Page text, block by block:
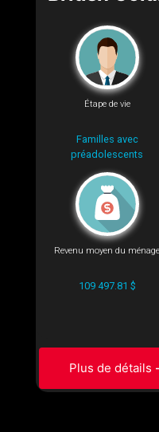
Étape de vie
Familles avec
préadolescents
Revenu moyen du ménage
109 497.81 $
Plus de détails